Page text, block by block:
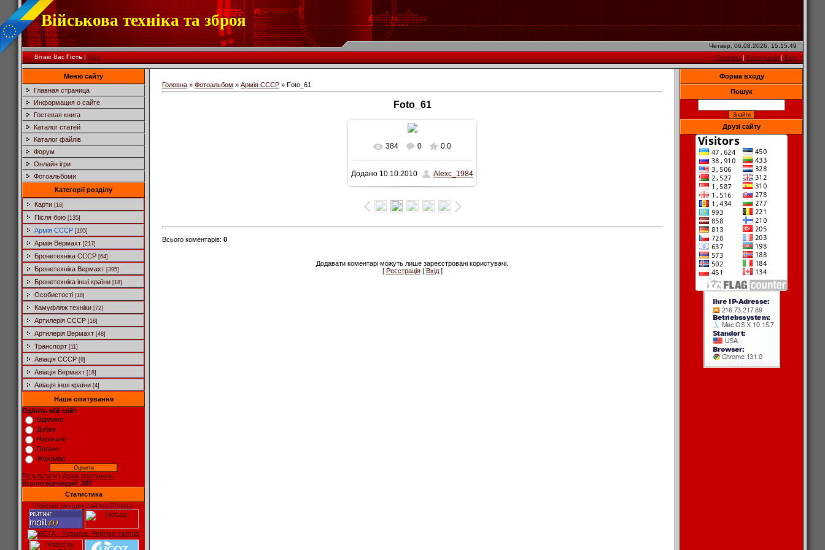
Військова техніка та зброя
Четвер, 06.08.2026, 15.15.49
Вітаю Вас Гість|RSS Головна|Реєстрація|Вхід
Меню сайту
Главная страница
Информация о сайте
Гостевая книга
Каталог статей
Каталог файлів
Форум
Онлайн ігри
Фотоальбоми
Категорії розділу
Карти [16]
Після бою [135]
Армія СССР [195]
Армія Вермахт [217]
Бронетехніка СССР [64]
Бронетехніка Вермахт [395]
Бронетехніка інші країни [18]
Особистості [18]
Камуфляж техніки [72]
Артилерія СССР [18]
Артилерія Вермахт [48]
Транспорт [11]
Авіація СССР [9]
Авіація Вермахт [18]
Авіація інші країни [4]
Наше опитування
Оцініть мій сайт
Відмінно
Добре
Непогано
Погано
Жахливо
Результати | Архів опитувань
Всього відповідей: 207
Статистика
Рейтинг лучших сайтов РУнета
Головна » Фотоальбом » Армія СССР » Foto_61
Foto_61
384 0 0.0
Додано 10.10.2010 Alexc_1984
Всього коментарів: 0
Додавати коментарі можуть лише зареєстровані користувачі.
[ Реєстрація| Вхід]
Форма входу
Пошук
Друзі сайту